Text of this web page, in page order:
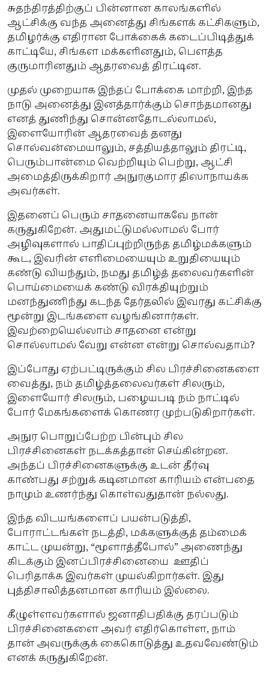
சுதந்திரத்திற்குப் பின்னான காலங்களில்
ஆட்சிக்கு வந்த அனைத்து சிங்களக் கட்சிகளும்,
தமிழர்க்கு எதிரான போக்கைக் கடைப்பிடித்துக்
காட்டியே, சிங்கள மக்களினதும், பௌத்த
குருமாரினதும் ஆதரவைத் திரட்டின.
முதல் முறையாக இந்தப் போக்கை மாற்றி, இந்த
நாடு அனைத்து இனத்தார்க்கும் சொந்தமானது
எனத் துணிந்து சொன்னதோடல்லாமல்,
இளையோரின் ஆதரவைத் தனது
சொல்வன்மையாலும், சத்தியத்தாலும் திரட்டி,
பெரும்பான்மை வெற்றியும் பெற்று, ஆட்சி
அமைத்திருக்கிறார் அநுரகுமார திஸாநாயக்க
அவர்கள்.
இதனைப் பெரும் சாதனையாகவே நான்
கருதுகிறேன். அதுமட்டுமல்லாமல் போர்
அழிவுகளால் பாதிப்புற்றிருந்த தமிழ்மக்களும்
கூட, இவரின் எளிமையையும் உறுதியையும்
கண்டு வியந்தும், நமது தமிழ்த் தலைவர்களின்
பொய்மையைக் கண்டு விரக்தியுற்றும்
மனந்துணிந்து கடந்த தேர்தலில் இவரது கட்சிக்கு
மூன்று இடங்களை வழங்கினார்கள்.
இவற்றையெல்லாம் சாதனை என்று
சொல்லாமல் வேறு என்ன என்று சொல்வதாம்?
இப்போது ஏற்பட்டிருக்கும் சில பிரச்சினைகளை
வைத்து, நம் தமிழ்த்தலைவர்கள் சிலரும்,
இளையோர் சிலரும், பழையபடி நம் நாட்டில்
போர் மேகங்களைக் கொணர முற்படுகிறார்கள்.
அநுர பொறுப்பேற்ற பின்பும் சில
பிரச்சினைகள் நடக்கத்தான் செய்கின்றன.
அந்தப் பிரச்சினைகளுக்கு உடன் தீர்வு
காண்பது சற்றுக் கடினமான காரியம் என்பதை
நாமும் உணர்ந்து கொள்வதுதான் நல்லது.
இந்த விடயங்களைப் பயன்படுத்தி,
போராட்டங்கள் நடத்தி, மக்களுக்குத் தம்மைக்
காட்ட முயன்று, “மூளாத்தீபோல்” அணைந்து
கிடக்கும் இனப்பிரச்சினையை ஊதிப்
பெரிதாக்க இவர்கள் முயல்கிறார்கள். இது
புத்திசாலித்தனமான காரியம் இல்லை.
கீழுள்ளவர்களால் ஜனாதிபதிக்கு தரப்படும்
பிரச்சினைகளை அவர் எதிர்கொள்ள, நாம்
தான் அவருக்குக் கைகொடுத்து உதவவேண்டும்
எனக் கருதுகிறேன்.